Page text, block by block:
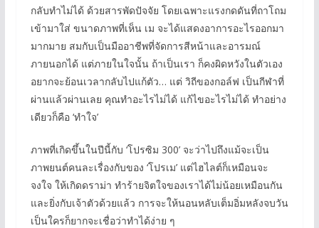
กลับทำไม่ได้ ด้วยสารพัดปัจจัย โดยเฉพาะแรงกดดันที่ถาโถม
เข้ามาใส่ ขนาดภาพที่เห็น เม จะได้แสดงอาการอะไรออกมา
มากมาย สมกับเป็นมืออาชีพที่จัดการสีหน้าและอารมณ์
ภายนอกได้ แต่ภายในใจนั้น ถ้าเป็นเรา ก็คงผิดหวังในตัวเอง
อยากจะย้อนเวลากลับไปแก้ตัว… แต่ วิถีของกอล์ฟ เป็นกีฬาที่
ผ่านแล้วผ่านเลย คุณทำอะไรไม่ได้ แก้ไขอะไรไม่ได้ ทำอย่าง
เดียวก็คือ ‘ทำใจ’
ภาพที่เกิดขึ้นในปีนี้กับ ‘โปรซิม 300’ จะว่าไปถึงแม้จะเป็น
ภาพยนต์คนละเรื่องกับของ ‘โปรเม’ แต่ไฮไลต์ก็เหมือนจะ
จงใจ ให้เกิดดราม่า ทำร้ายจิตใจของเราได้ไม่น้อยเหมือนกัน
และยิ่งกับเจ้าตัวด้วยแล้ว การจะให้นอนหลับเต็มอิ่มหลังจบวัน
เป็นใครก็ยากจะเชื่อว่าทำได้ง่าย ๆ